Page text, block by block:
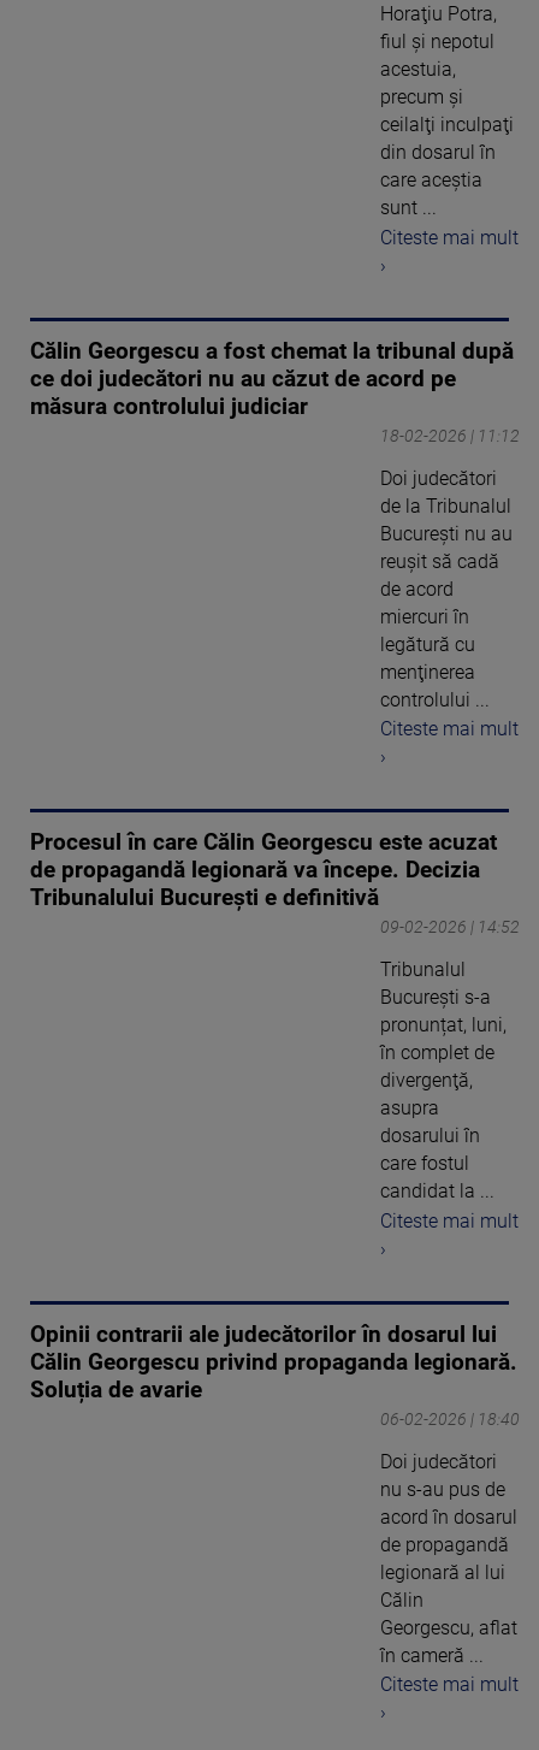
Horaţiu Potra,
fiul şi nepotul
acestuia,
precum şi
ceilalţi inculpaţi
din dosarul în
care aceştia
sunt ...
Citeste mai mult
›
Călin Georgescu a fost chemat la tribunal după
ce doi judecători nu au căzut de acord pe
măsura controlului judiciar
18-02-2026 | 11:12
Doi judecători
de la Tribunalul
Bucureşti nu au
reuşit să cadă
de acord
miercuri în
legătură cu
menţinerea
controlului ...
Citeste mai mult
›
Procesul în care Călin Georgescu este acuzat
de propagandă legionară va începe. Decizia
Tribunalului București e definitivă
09-02-2026 | 14:52
Tribunalul
Bucureşti s-a
pronunțat, luni,
în complet de
divergenţă,
asupra
dosarului în
care fostul
candidat la ...
Citeste mai mult
›
Opinii contrarii ale judecătorilor în dosarul lui
Călin Georgescu privind propaganda legionară.
Soluția de avarie
06-02-2026 | 18:40
Doi judecători
nu s-au pus de
acord în dosarul
de propagandă
legionară al lui
Călin
Georgescu, aflat
în cameră ...
Citeste mai mult
›